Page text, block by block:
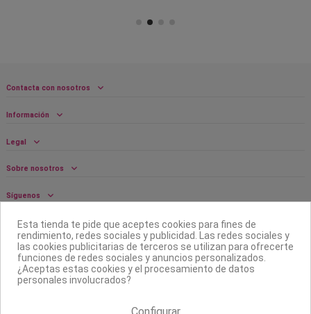
Contacta con nosotros
Información
Legal
Sobre nosotros
Síguenos
Boletín
Esta tienda te pide que aceptes cookies para fines de
rendimiento, redes sociales y publicidad. Las redes sociales y
las cookies publicitarias de terceros se utilizan para ofrecerte
funciones de redes sociales y anuncios personalizados.
¿Aceptas estas cookies y el procesamiento de datos
personales involucrados?